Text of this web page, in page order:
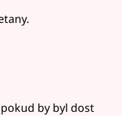
by byl dost